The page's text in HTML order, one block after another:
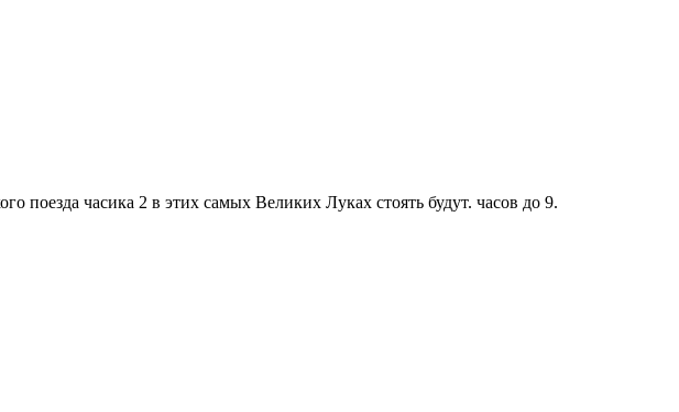
поезда часика 2 в этих самых Великих Луках стоять будут. часов до 9.